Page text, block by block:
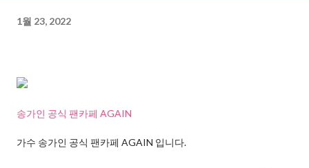
1월 23, 2022
송가인 공식 팬카페 AGAIN
가수 송가인 공식 팬카페 AGAIN 입니다.